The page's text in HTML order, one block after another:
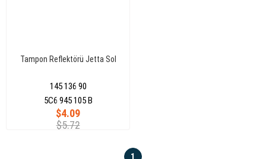
Tampon Reflektörü Jetta Sol
145 136 90
$4.09
$5.72
5C6 945 105 B
1